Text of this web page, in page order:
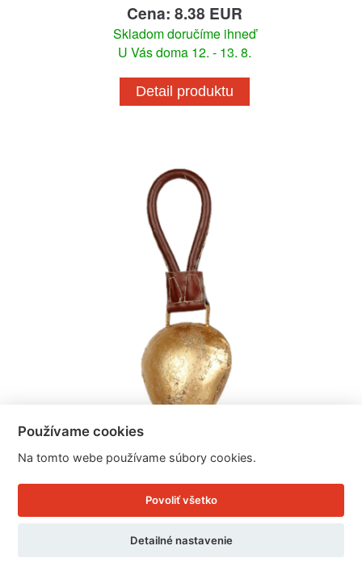
Cena: 8.38 EUR
Skladom doručíme ihneď
U Vás doma 12. - 13. 8.
Detail produktu
Kravský zvonec zlatý s koženou rukoväťou 26cm
Cena: 10.72 EUR
Používame cookies
Na tomto webe používame súbory cookies.
Povoliť všetko
Detailné nastavenie